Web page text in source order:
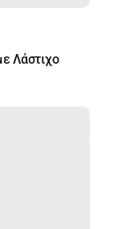
Λάστιχο